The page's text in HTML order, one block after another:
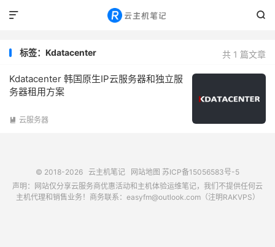


共 1 篇文章
标签：Kdatacenter
Kdatacenter 韩国原生IP云服务器和独立服
务器租用方案
 云服务器
© 2018-2026 云主机笔记 网站地图 苏ICP备15056583号-5
声明：网站仅分享云服务商优惠活动和主机体验运维笔记，我们不提供任何云
主机代理和销售业务！商务联系：easyfm@outlook.com（注明RAKVPS）